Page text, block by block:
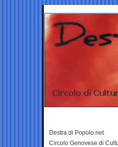
Destra di Popolo.net
Circolo Genovese di